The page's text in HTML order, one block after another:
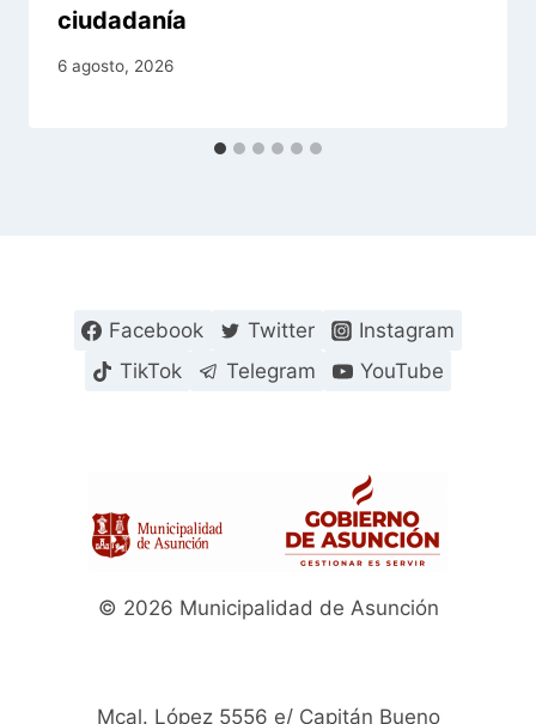
ciudadanía
6 agosto, 2026
Facebook Twitter
Instagram
TikTok
Telegram YouTube
© 2026 Municipalidad de Asunción
Mcal. López 5556 e/ Capitán Bueno